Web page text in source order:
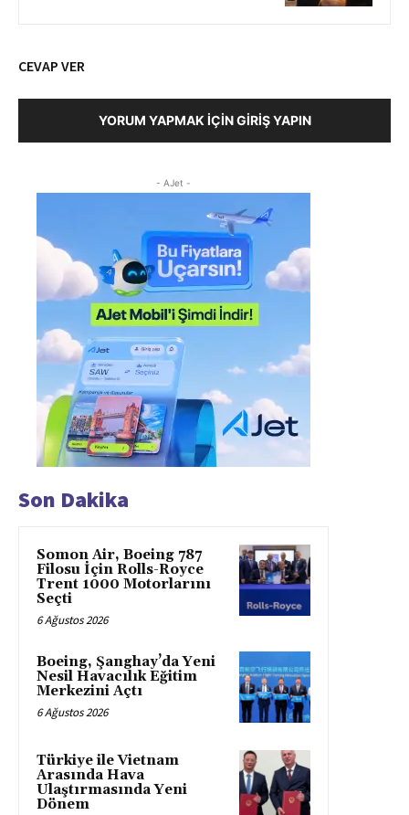
CEVAP VER
YORUM YAPMAK İÇIN GIRIŞ YAPIN
- AJet -
Son Dakika
Somon Air, Boeing 787
Filosu İçin Rolls-Royce
Trent 1000 Motorlarını
Seçti
6 Ağustos 2026
Boeing, Şanghay’da Yeni
Nesil Havacılık Eğitim
Merkezini Açtı
6 Ağustos 2026
Türkiye ile Vietnam
Arasında Hava
Ulaştırmasında Yeni
Dönem